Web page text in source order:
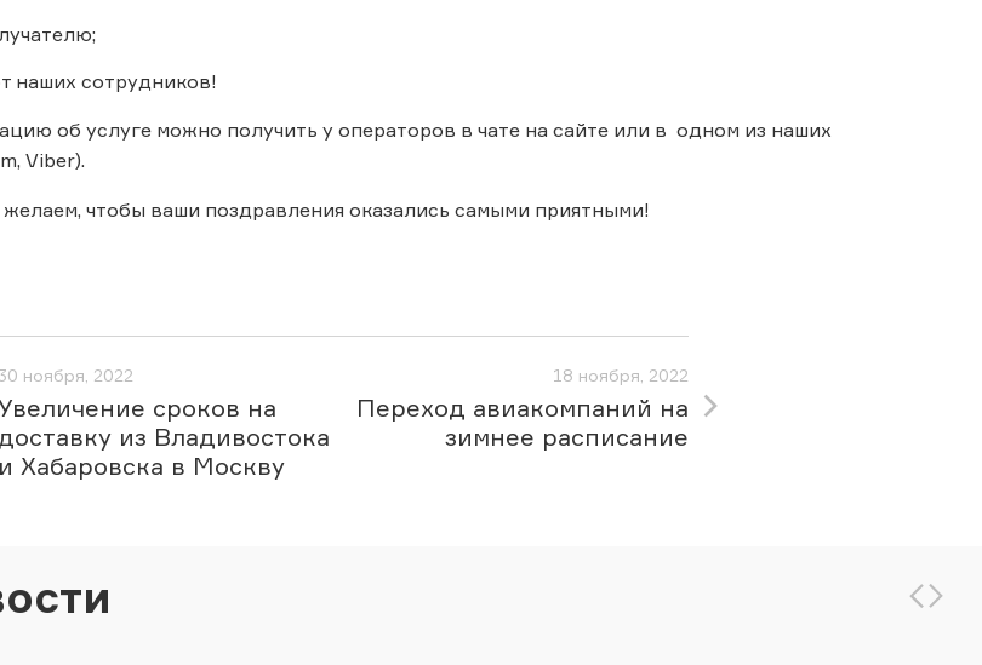
наших сотрудников!
об услуге можно получить у операторов в чате на сайте или в одном из наших
Viber).
чтобы ваши поздравления оказались самыми приятными!
ноября, 2022
сроков на
доставку из Владивостока
и Хабаровска в Москву
18 ноября, 2022
Переход авиакомпаний на
зимнее расписание